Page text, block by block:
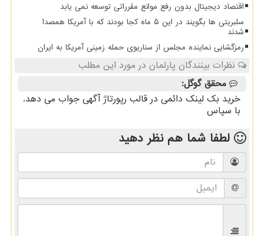
اقتصاد دیجیتال بدون رفع موانع مقرراتی توسعه نمی یابد
سلبریتی ها بگویند در این ۵ ماه کجا بودند که با آمریکا همصدا
شدند
رمزگشایی نماینده مجلس از سناریوی حمله زمینی آمریکا به ایران
نظرات بینندگان پارلمان در مورد این مطلب
محقق گوگل:
خرید بك لینك دائمی در قالب رپورتاژ آگهی جواب می دهد.
با سپاس
لطفا شما همنظر دهید